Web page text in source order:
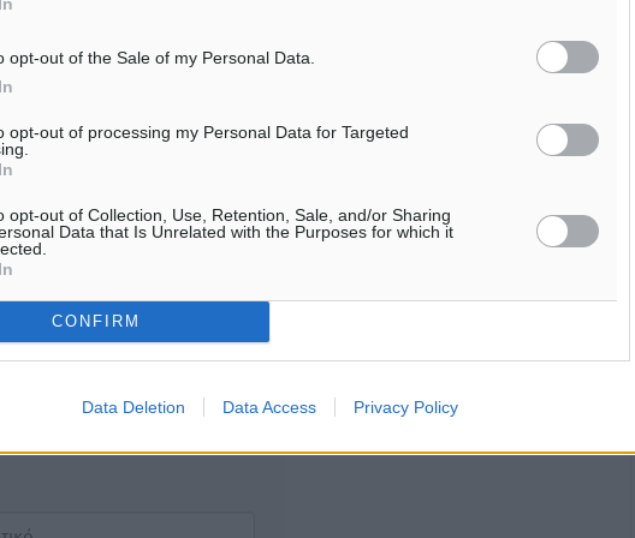
opt-out of the Sale of my Personal Data.
opt-out of processing my Personal Data for Targeted
opt-out of Collection, Use, Retention, Sale, and/or Sharing
Data that Is Unrelated with the Purposes for which it
CONFIRM
Data Deletion Data Access Privacy Policy
Η Δημοκρατική δεν υιοθετεί
όποια σχόλια θεωρούμε
Χρήστες που δεν τηρούν
του σχολίου.
Για την μερική αναπαραγωγή της
παρακάτω παρεχόμενου
συνδέσμου παραπομπής προς το